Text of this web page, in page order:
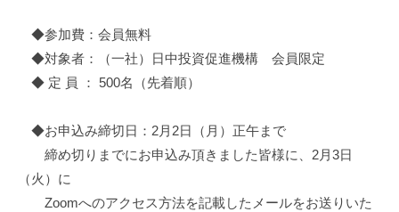
◆参加費：会員無料
◆対象者：（一社）日中投資促進機構 会員限定
◆ 定 員 ： 500名（先着順）
◆お申込み締切日：2月2日（月）正午まで
締め切りまでにお申込み頂きました皆様に、2月3日
（火）に
Zoomへのアクセス方法を記載したメールをお送りいた